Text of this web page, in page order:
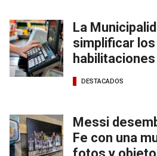
La
simplificar
DESTACADOS
Messi
Fe con una